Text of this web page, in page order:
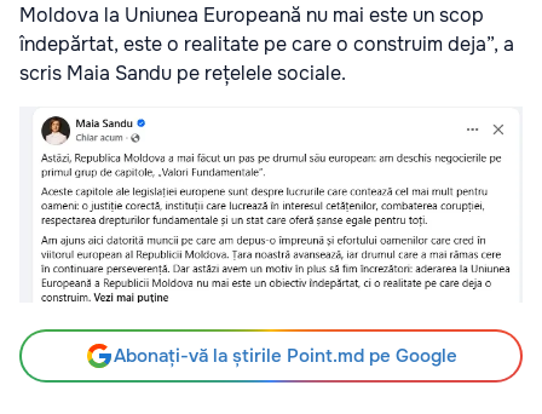
Moldova la Uniunea Europeană nu mai este un scop
îndepărtat, este o realitate pe care o construim deja”, a
scris Maia Sandu pe rețelele sociale.
Abonați-vă la știrile Point.md pe Google